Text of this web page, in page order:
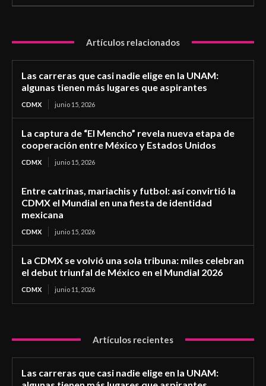
Artículos relacionados
Las carreras que casi nadie elige en la UNAM:
algunas tienen más lugares que aspirantes
CDMX junio 15, 2026
La captura de “El Mencho” revela nueva etapa de
cooperación entre México y Estados Unidos
CDMX junio 15, 2026
Entre catrinas, mariachis y futbol: así convirtió la
CDMX el Mundial en una fiesta de identidad
mexicana
CDMX junio 15, 2026
La CDMX se volvió una sola tribuna: miles celebran
el debut triunfal de México en el Mundial 2026
CDMX junio 11, 2026
Artículos recientes
Las carreras que casi nadie elige en la UNAM: